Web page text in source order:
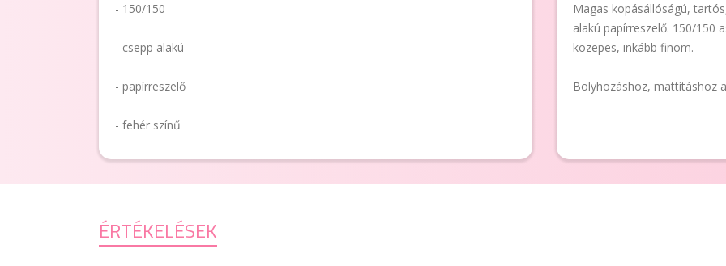
- 150/150
- csepp alakú
- papírreszelő
- fehér színű
Magas kopásállóságú,
alakú papírreszelő. 150/150
közepes, inkább finom.
Bolyhozáshoz, mattításhoz
ÉRTÉKELÉSEK